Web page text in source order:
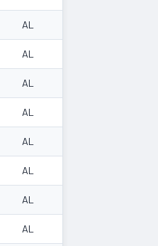
AL
AL
AL
AL
AL
AL
AL
AL